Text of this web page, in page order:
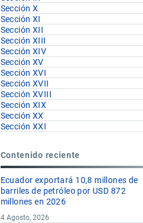
Sección X
Sección XI
Sección XII
Sección XIII
Sección XIV
Sección XV
Sección XVI
Sección XVII
Sección XVIII
Sección XIX
Sección XX
Sección XXI
Contenido reciente
Ecuador exportará 10,8 millones de
barriles de petróleo por USD 872
millones en 2026
4 Agosto, 2026